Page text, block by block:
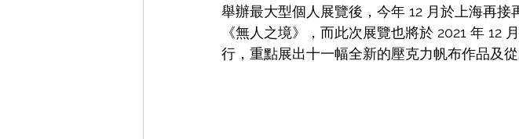
舉辦最大型個人展覽後，今年 12 月於上海再
《無人之境》，而此次展覽也將於 2021 年 12
行，重點展出十一幅全新的壓克力帆布作品及